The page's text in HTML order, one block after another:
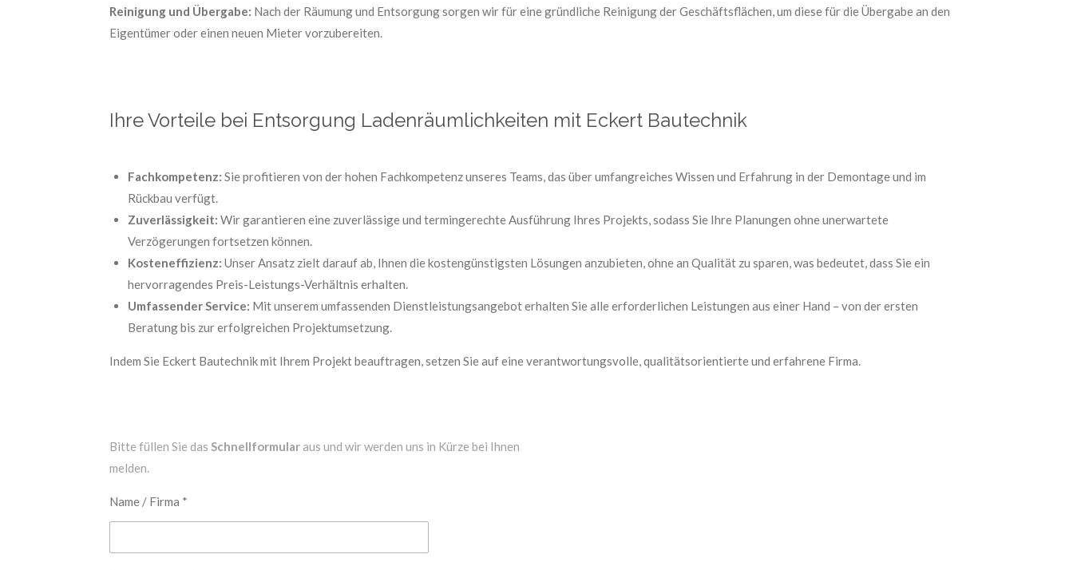
Reinigung und Übergabe: Nach der Räumung und Entsorgung sorgen wir für eine gründliche Reinigung der Geschäftsflächen, um diese für die Übergabe an den
Eigentümer oder einen neuen Mieter vorzubereiten.
Ihre Vorteile bei Entsorgung Ladenräumlichkeiten mit Eckert Bautechnik
Fachkompetenz: Sie profitieren von der hohen Fachkompetenz unseres Teams, das über umfangreiches Wissen und Erfahrung in der Demontage und im
Rückbau verfügt.
Zuverlässigkeit: Wir garantieren eine zuverlässige und termingerechte Ausführung Ihres Projekts, sodass Sie Ihre Planungen ohne unerwartete
Verzögerungen fortsetzen können.
Kosteneffizienz: Unser Ansatz zielt darauf ab, Ihnen die kostengünstigsten Lösungen anzubieten, ohne an Qualität zu sparen, was bedeutet, dass Sie ein
hervorragendes Preis-Leistungs-Verhältnis erhalten.
Umfassender Service: Mit unserem umfassenden Dienstleistungsangebot erhalten Sie alle erforderlichen Leistungen aus einer Hand – von der ersten
Beratung bis zur erfolgreichen Projektumsetzung.
Indem Sie Eckert Bautechnik mit Ihrem Projekt beauftragen, setzen Sie auf eine verantwortungsvolle, qualitätsorientierte und erfahrene Firma.
Bitte füllen Sie das Schnellformular aus und wir werden uns in Kürze bei Ihnen
melden.
Name / Firma *